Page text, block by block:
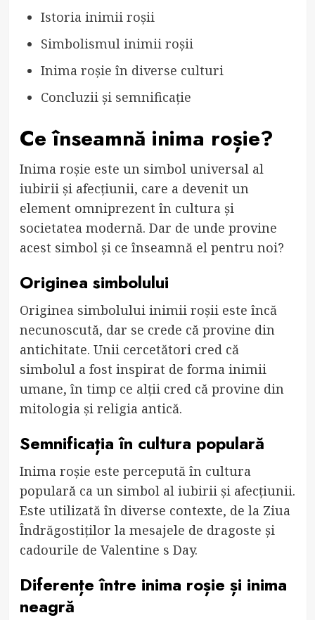
Istoria inimii roșii
Simbolismul inimii roșii
Inima roșie în diverse culturi
Concluzii și semnificație
Ce înseamnă inima roșie?
Inima roșie este un simbol universal al
iubirii și afecțiunii, care a devenit un
element omniprezent în cultura și
societatea modernă. Dar de unde provine
acest simbol și ce înseamnă el pentru noi?
Originea simbolului
Originea simbolului inimii roșii este încă
necunoscută, dar se crede că provine din
antichitate. Unii cercetători cred că
simbolul a fost inspirat de forma inimii
umane, în timp ce alții cred că provine din
mitologia și religia antică.
Semnificația în cultura populară
Inima roșie este percepută în cultura
populară ca un simbol al iubirii și afecțiunii.
Este utilizată în diverse contexte, de la Ziua
Îndrăgostiților la mesajele de dragoste și
cadourile de Valentine s Day.
Diferențe între inima roșie și inima
neagră